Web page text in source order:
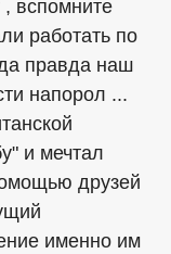
, вспомните
работать по
правда наш
напорол ...
и мечтал
друзей
именно им